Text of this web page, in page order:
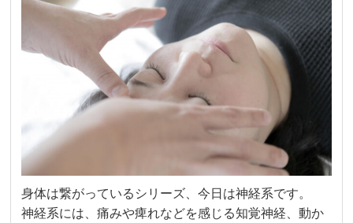
身体は繋がっているシリーズ、今日は神経系です。
神経系には、痛みや痺れなどを感じる知覚神経、動か